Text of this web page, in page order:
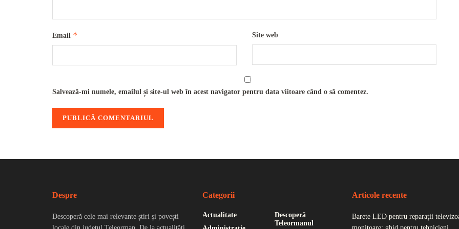
Email * Site web
Salvează-mi numele, emailul și site-ul web în acest navigator pentru data viitoare când o să comentez.
Despre
Descoperă cele mai relevante știri și povești
Categorii
Actualitate
Descoperă
Teleormanul
Articole recente
Barete LED pentru reparații